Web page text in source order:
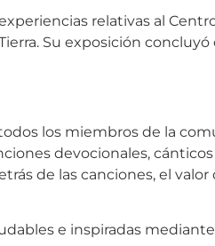
relativas al
Su exposición
los miembros de la
devocionales,
de las canciones, el valor
e inspiradas